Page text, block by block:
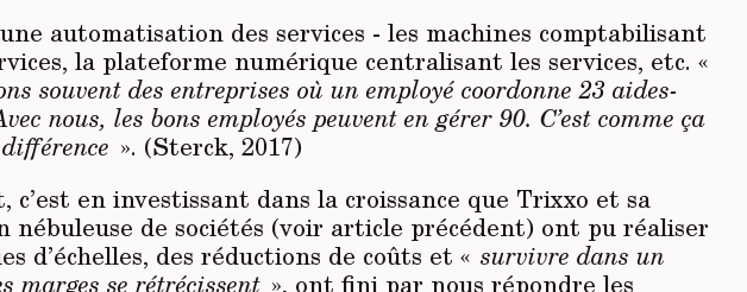
automatisation des services - les machines comptabilisant
la plateforme numérique centralisant les services, etc. «
souvent des entreprises où un employé coordonne 23 aides-
nous, les bons employés peuvent en gérer 90. C’est comme ça
». (Sterck, 2017)
c’est en investissant dans la croissance que Trixxo et sa
nébuleuse de sociétés (voir article précédent) ont pu réaliser
d’échelles, des réductions de coûts et « survivre dans un
marges se rétrécissent », ont fini par nous répondre les